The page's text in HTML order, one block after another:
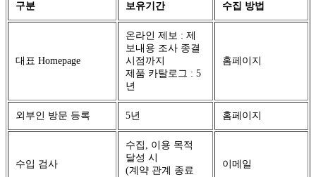
구분 보유기간 수집 방법
대표 Homepage
온라인 제보 : 제
보내용 조사 종결
시점까지
제품 카탈로그 : 5
년
홈페이지
외부인 방문 등록 5년 홈페이지
수입 검사
수집, 이용 목적
달성 시
(계약 관계 종료
이메일